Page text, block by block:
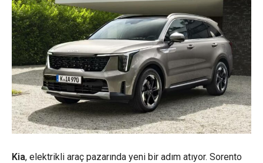
Kia, elektrikli araç pazarında yeni bir adım atıyor. Sorento